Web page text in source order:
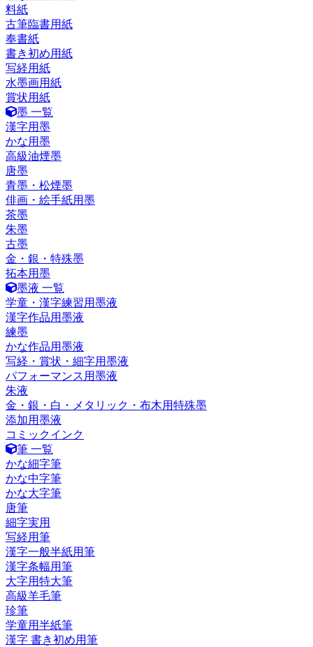
料紙
古筆臨書用紙
奉書紙
書き初め用紙
写経用紙
水墨画用紙
賞状用紙
墨 一覧
漢字用墨
かな用墨
高級油煙墨
唐墨
青墨・松煙墨
俳画・絵手紙用墨
茶墨
朱墨
古墨
金・銀・特殊墨
拓本用墨
墨液 一覧
学童・漢字練習用墨液
漢字作品用墨液
練墨
かな作品用墨液
写経・賞状・細字用墨液
パフォーマンス用墨液
朱液
金・銀・白・メタリック・布木用特殊墨
添加用墨液
コミックインク
筆 一覧
かな細字筆
かな中字筆
かな大字筆
唐筆
細字実用
写経用筆
漢字一般半紙用筆
漢字条幅用筆
大字用特大筆
高級羊毛筆
珍筆
学童用半紙筆
漢字 書き初め用筆